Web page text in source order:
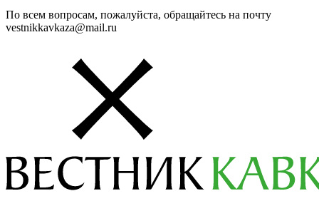
По всем вопросам, пожалуйста, обращайтесь на почту
vestnikkavkaza@mail.ru